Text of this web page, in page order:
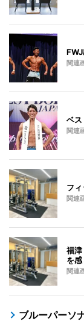
関連
ベス
関連
フ
関連
福津
を
関連
ブルーパーソ